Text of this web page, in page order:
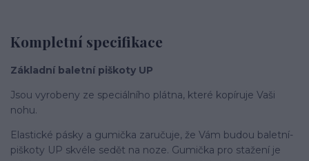
Kompletní specifikace
Základní baletní piškoty UP
Jsou vyrobeny ze speciálního plátna, které kopí­ruje Vaši
nohu.
Elastické pásky a gumička zaručuje, že Vám budou baletní­
piškoty UP skvéle sedět na noze. Gumička pro stažení­ je